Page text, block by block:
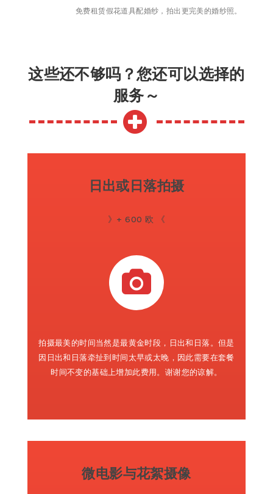
免费租赁假花道具配婚纱，拍出更完美的婚纱照。
这些还不够吗？您还可以选择的
服务～
日出或日落拍摄
》+ 600 欧 《
拍摄最美的时间当然是最黄金时段，日出和日落。但是
因日出和日落牵扯到时间太早或太晚，因此需要在套餐
时间不变的基础上增加此费用。谢谢您的谅解。
微电影与花絮摄像